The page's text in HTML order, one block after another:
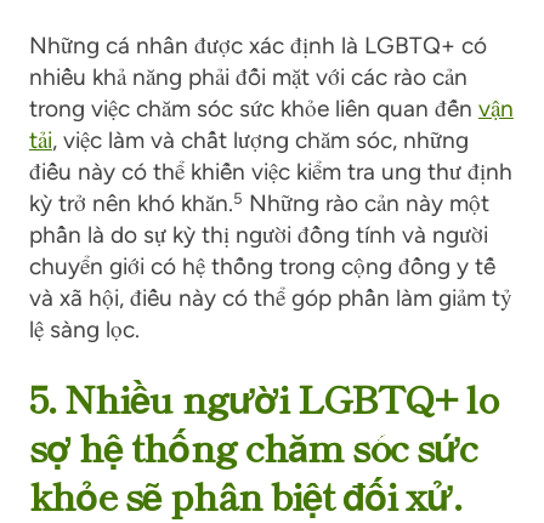
Những cá nhân được xác định là LGBTQ+ có
nhiều khả năng phải đối mặt với các rào cản
trong việc chăm sóc sức khỏe liên quan đến vận
tải, việc làm và chất lượng chăm sóc, những
điều này có thể khiến việc kiểm tra ung thư định
kỳ trở nên khó khăn.5 Những rào cản này một
phần là do sự kỳ thị người đồng tính và người
chuyển giới có hệ thống trong cộng đồng y tế
và xã hội, điều này có thể góp phần làm giảm tỷ
lệ sàng lọc.
5. Nhiều người LGBTQ+ lo
sợ hệ thống chăm sóc sức
khỏe sẽ phân biệt đối xử.